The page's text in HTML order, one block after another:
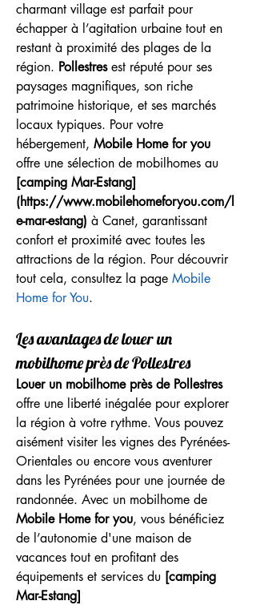
charmant village est parfait pour
échapper à l’agitation urbaine tout en
restant à proximité des plages de la
région. Pollestres est réputé pour ses
paysages magnifiques, son riche
patrimoine historique, et ses marchés
locaux typiques. Pour votre
hébergement, Mobile Home for you
offre une sélection de mobilhomes au
[camping Mar-Estang]
(https://www.mobilehomeforyou.com/l
e-mar-estang) à Canet, garantissant
confort et proximité avec toutes les
attractions de la région. Pour découvrir
tout cela, consultez la page Mobile
Home for You.
Les avantages de louer un
mobilhome près de Pollestres
Louer un mobilhome près de Pollestres
offre une liberté inégalée pour explorer
la région à votre rythme. Vous pouvez
aisément visiter les vignes des Pyrénées-
Orientales ou encore vous aventurer
dans les Pyrénées pour une journée de
randonnée. Avec un mobilhome de
Mobile Home for you, vous bénéficiez
de l’autonomie d'une maison de
vacances tout en profitant des
équipements et services du [camping
Mar-Estang]